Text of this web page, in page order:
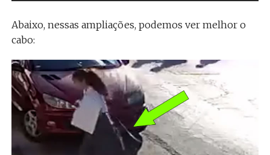
Abaixo, nessas ampliações, podemos ver melhor o
cabo: